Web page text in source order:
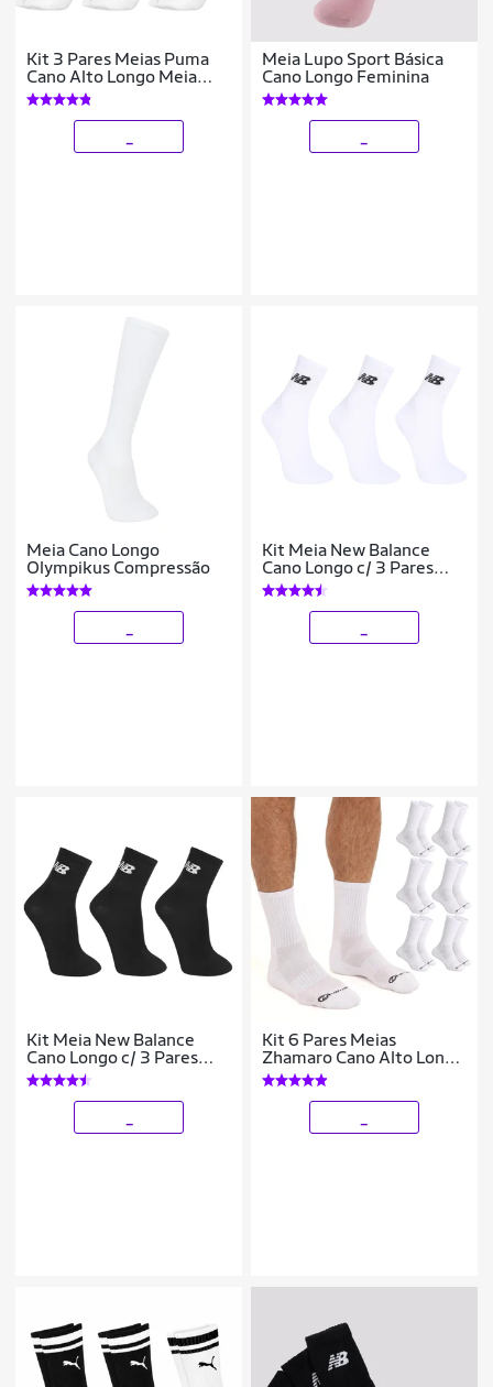
Kit 3 Pares Meias Puma
Cano Alto Longo Meia
Masculina Atoalhada
Adulto Original
Meia Lupo Sport Básica
Cano Longo Feminina
Meia Cano Longo
Olympikus Compressão
Kit Meia New Balance
Cano Longo c/ 3 Pares
Feminina
Kit Meia New Balance
Cano Longo c/ 3 Pares
Feminina
Kit 6 Pares Meias
Zhamaro Cano Alto Longo
Algodão Atoalhada
Masculina Feminina
Esportiva Confortável